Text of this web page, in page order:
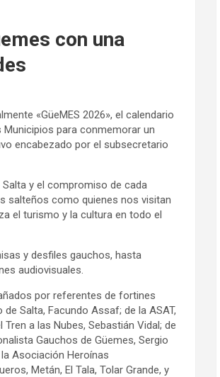
con una
«GüeMES 2026», el calendario
para conmemorar un
encabezado por el subsecretario
y el compromiso de cada
salteños como quienes nos visitan
el turismo y la cultura en todo el
y desfiles gauchos, hasta
audiovisuales.
por referentes de fortines
Salta, Facundo Assaf; de la ASAT,
a las Nubes, Sebastián Vidal; de
Gauchos de Güemes, Sergio
Asociación Heroínas
Metán, El Tala, Tolar Grande, y